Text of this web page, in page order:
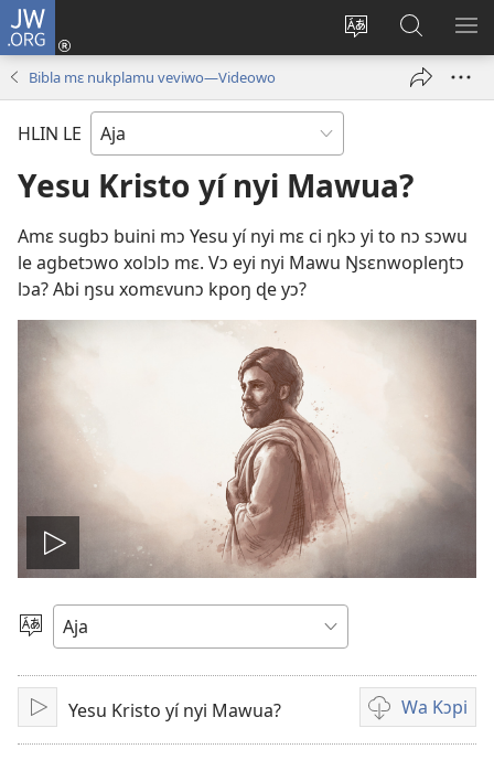
JW.ORG
Ɖɔ
Ɖo
Mɛ
fibu)
Enu
Jijikpɔ
le
Bibla mɛ nukplamu veviwo—Videowo
HLIN LE
Yesu Kristo yí nyi Mawua?
Amɛ sugbɔ buini mɔ Yesu yí nyi mɛ ci ŋkɔ yi to nɔ sɔwu
le agbetɔwo xolɔlɔ mɛ. Vɔ eyi nyi Mawu Ŋsɛnwopleŋtɔ
lɔa? Abi ŋsu xomɛvunɔ kpoŋ ɖe yɔ?
Xo
Video
lɔ
Sɔ
Egbe
Ɖeka
Xui Yesu Kristo yí nyi Mawua? Wa Kɔpi
Videowo
kɔpiwawa